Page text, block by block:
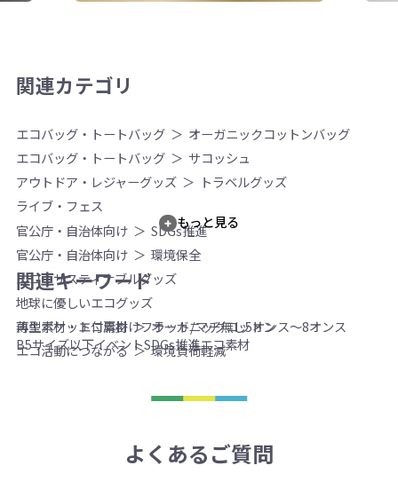
関連カテゴリ
エコバッグ・トートバッグ
オーガニックコットンバッグ
エコバッグ・トートバッグ
サコッシュ
アウトドア・レジャーグッズ
トラベルグッズ
ライブ・フェス
官公庁・自治体向け
SDGs推進
官公庁・自治体向け
環境保全
エコ・サスティナブルグッズ
地球に優しいエコグッズ
再生素材・エコ素材
オーガニックコットン
エコ活動につながる
環境負荷軽減
もっと見る
関連キーワード
薄型ポケット付肩掛けフラット/マチ無し5オンス～8オンス
B5サイズ以下イベントSDGs推進エコ素材
よくあるご質問